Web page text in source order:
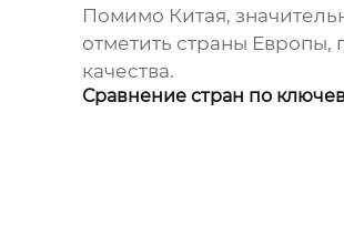
Помимо Китая,
отметить страны
качества.
Сравнение стран по